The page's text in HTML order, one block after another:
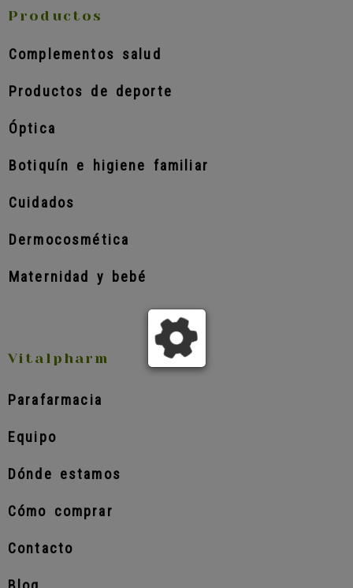
Productos
Complementos salud
Productos de deporte
Óptica
Botiquín e higiene familiar
Cuidados
Dermocosmética
Maternidad y bebé
Vitalpharm
Parafarmacia
Equipo
Dónde estamos
Cómo comprar
Contacto